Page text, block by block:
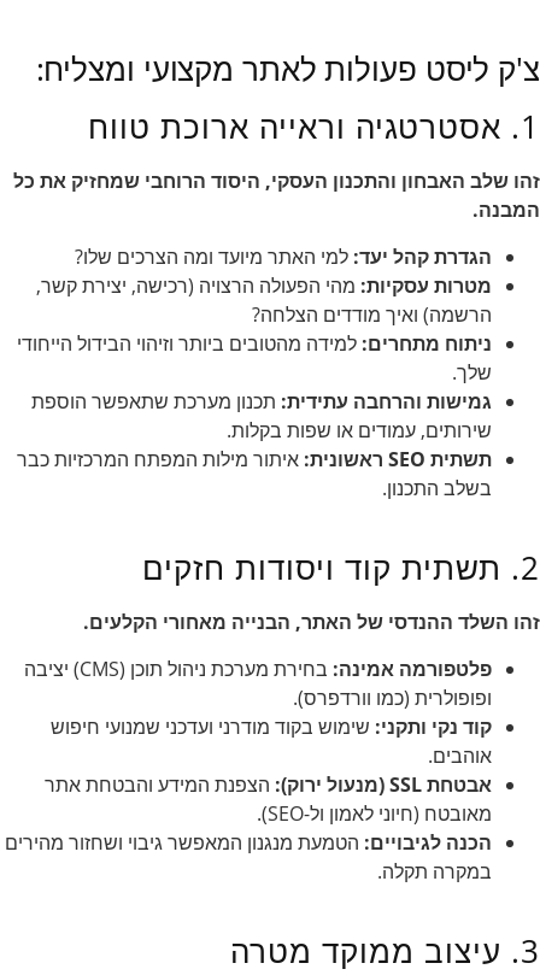
צ'ק ליסט פעולות לאתר מקצועי ומצליח:
1. אסטרטגיה וראייה ארוכת טווח
זהו שלב האבחון והתכנון העסקי, היסוד הרוחבי שמחזיק את כל
המבנה.
הגדרת קהל יעד: למי האתר מיועד ומה הצרכים שלו?
מטרות עסקיות: מהי הפעולה הרצויה (רכישה, יצירת קשר,
הרשמה) ואיך מודדים הצלחה?
ניתוח מתחרים: למידה מהטובים ביותר וזיהוי הבידול הייחודי
שלך.
גמישות והרחבה עתידית: תכנון מערכת שתאפשר הוספת
שירותים, עמודים או שפות בקלות.
תשתית SEO ראשונית:
איתור מילות המפתח המרכזיות כבר
בשלב התכנון.
2. תשתית קוד ויסודות חזקים
זהו השלד ההנדסי של האתר, הבנייה מאחורי הקלעים.
פלטפורמה אמינה:
בחירת מערכת ניהול תוכן (CMS) יציבה
ופופולרית (כמו וורדפרס).
קוד נקי ותקני: שימוש בקוד מודרני ועדכני שמנועי חיפוש
אוהבים.
אבטחת SSL (מנעול ירוק):
הצפנת המידע והבטחת אתר
מאובטח (חיוני לאמון ול-SEO).
הכנה לגיבויים: הטמעת מנגנון המאפשר גיבוי ושחזור מהירים
במקרה תקלה.
3. עיצוב ממוקד מטרה